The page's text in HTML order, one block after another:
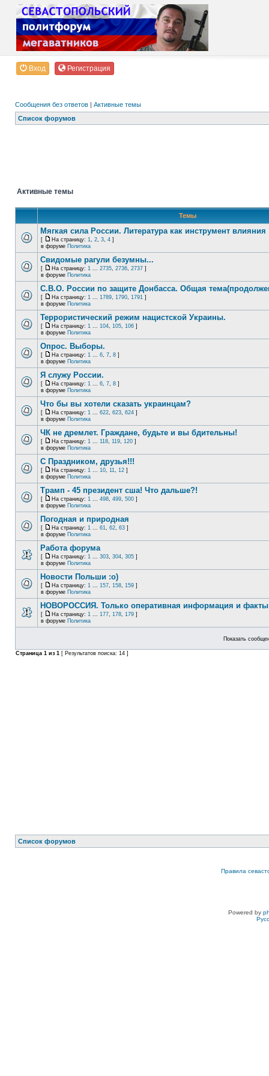
Вход Регистрация
Сообщения без ответов | Активные темы
Список форумов
Активные темы
Темы
Мягкая сила России. Литература как инструмент влияния
[ На страницу: 1, 2, 3, 4 ]
в форуме Политика
Свидомые рагули безумны...
[ На страницу: 1 ... 2735, 2736, 2737 ]
в форуме Политика
С.В.О. России по защите Донбасса. Общая
[ На страницу: 1 ... 1789, 1790, 1791 ]
в форуме Политика
Террористический режим нацистской Украины.
[ На страницу: 1 ... 104, 105, 106 ]
в форуме Политика
Опрос. Выборы.
[ На страницу: 1 ... 6, 7, 8 ]
в форуме Политика
Я служу России.
[ На страницу: 1 ... 6, 7, 8 ]
в форуме Политика
Что бы вы хотели сказать украинцам?
[ На страницу: 1 ... 622, 623, 624 ]
в форуме Политика
ЧК не дремлет. Граждане, будьте и вы бдительны!
[ На страницу: 1 ... 118, 119, 120 ]
в форуме Политика
С Праздником, друзья!!!
[ На страницу: 1 ... 10, 11, 12 ]
в форуме Политика
Трамп - 45 президент сша! Что дальше?!
[ На страницу: 1 ... 498, 499, 500 ]
в форуме Политика
Погодная и природная
[ На страницу: 1 ... 61, 62, 63 ]
в форуме Политика
Работа форума
[ На страницу: 1 ... 303, 304, 305 ]
в форуме Политика
Новости Польши :o)
[ На страницу: 1 ... 157, 158, 159 ]
в форуме Политика
НОВОРОССИЯ. Только оперативная информация и факты
[ На страницу: 1 ... 177, 178, 179 ]
в форуме Политика
Показать
Страница 1 из 1 [ Результатов поиска: 14 ]
Список форумов
Правила
Powered by